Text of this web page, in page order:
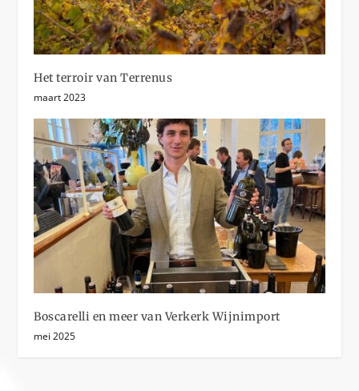
Het terroir van Terrenus
maart 2023
Boscarelli en meer van Verkerk Wijnimport
mei 2025